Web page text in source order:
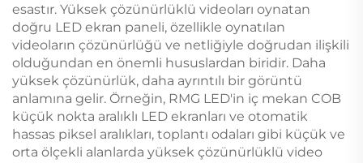
esastır. Yüksek çözünürlüklü videoları oynatan
doğru LED ekran paneli, özellikle oynatılan
videoların çözünürlüğü ve netliğiyle doğrudan ilişkili
olduğundan en önemli hususlardan biridir. Daha
yüksek çözünürlük, daha ayrıntılı bir görüntü
anlamına gelir. Örneğin, RMG LED'in iç mekan COB
küçük nokta aralıklı LED ekranları ve otomatik
hassas piksel aralıkları, toplantı odaları gibi küçük ve
orta ölçekli alanlarda yüksek çözünürlüklü video